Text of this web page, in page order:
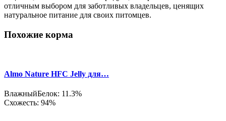
отличным выбором для заботливых владельцев, ценящих
натуральное питание для своих питомцев.
Похожие корма
Almo Nature HFC Jelly для…
ВлажныйБелок: 11.3%
Схожесть: 94%